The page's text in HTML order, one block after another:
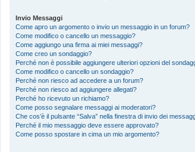
Invio Messaggi
Come apro un argomento o invio un messaggio in un forum?
Come modifico o cancello un messaggio?
Come aggiungo una firma ai miei messaggi?
Come creo un sondaggio?
Perché non è possibile aggiungere ulteriori opzioni del
Come modifico o cancello un sondaggio?
Perché non riesco ad accedere a un forum?
Perché non riesco ad aggiungere allegati?
Perché ho ricevuto un richiamo?
Come posso segnalare messaggi ai moderatori?
Che cos’è il pulsante “Salva” nella finestra di invio dei
Perché il mio messaggio deve essere approvato?
Come posso spostare in cima un mio argomento?